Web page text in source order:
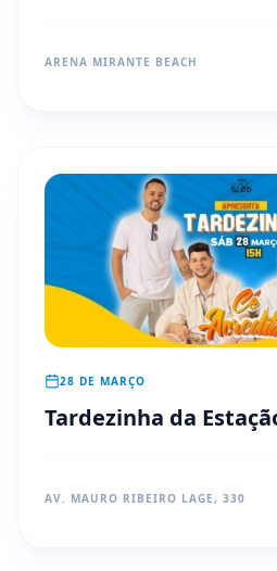
ARENA MIRANTE BEACH
28 DE MARÇO
Tardezinha da
AV. MAURO RIBEIRO LAGE, 330